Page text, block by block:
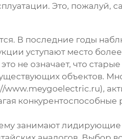
Это, пожалуй,
В последние годы
уступают место
не означает, что
объектов.
конкурентоспособные
занимают лидирующие